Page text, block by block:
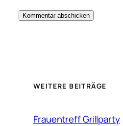
WEITERE BEITRÄGE
Frauentreff Grillparty